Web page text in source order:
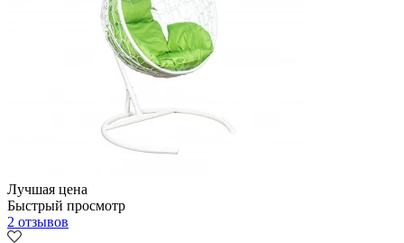
Лучшая цена
Быстрый просмотр
2 отзывов